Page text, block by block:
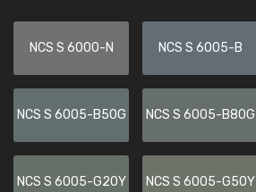
NCS S 6000-N NCS S 6005-B
NCS S 6005-B50G NCS S 6005-B80G
NCS S 6005-G20Y NCS S 6005-G50Y